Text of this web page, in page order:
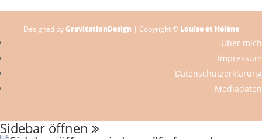
Designed byGravitationDesign | Copyright © Louise et Hélène
Über mich
Impressum
Datenschutzerklärung
Mediadaten
Sidebar öffnen